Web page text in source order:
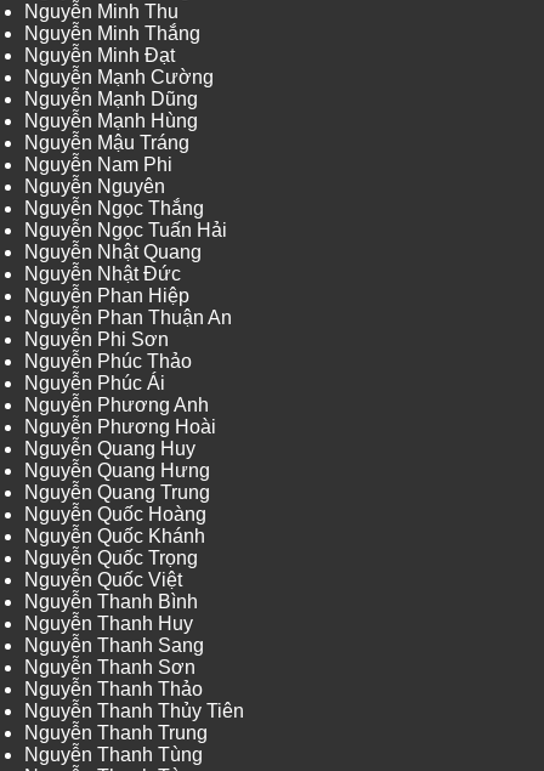
Nguyễn Minh Thu
Nguyễn Minh Thắng
Nguyễn Minh Đạt
Nguyễn Mạnh Cường
Nguyễn Mạnh Dũng
Nguyễn Mạnh Hùng
Nguyễn Mậu Tráng
Nguyễn Nam Phi
Nguyễn Nguyên
Nguyễn Ngọc Thắng
Nguyễn Ngọc Tuấn Hải
Nguyễn Nhật Quang
Nguyễn Nhật Đức
Nguyễn Phan Hiệp
Nguyễn Phan Thuận An
Nguyễn Phi Sơn
Nguyễn Phúc Thảo
Nguyễn Phúc Ái
Nguyễn Phương Anh
Nguyễn Phương Hoài
Nguyễn Quang Huy
Nguyễn Quang Hưng
Nguyễn Quang Trung
Nguyễn Quốc Hoàng
Nguyễn Quốc Khánh
Nguyễn Quốc Trọng
Nguyễn Quốc Việt
Nguyễn Thanh Bình
Nguyễn Thanh Huy
Nguyễn Thanh Sang
Nguyễn Thanh Sơn
Nguyễn Thanh Thảo
Nguyễn Thanh Thủy Tiên
Nguyễn Thanh Trung
Nguyễn Thanh Tùng